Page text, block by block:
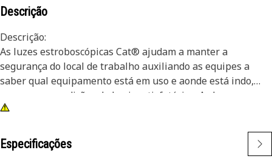
Descrição
Descrição:
As luzes estroboscópicas Cat® ajudam a manter a
segurança do local de trabalho auxiliando as equipes a
saber qual equipamento está em uso e aonde está indo,
mesmo em condições de luz insatisfatórias. As luzes
estroboscópicas Cat® também oferecem luzes claras extras
Essas luzes estroboscópicas resistem à vibração e podem
suportar praticamente todas as condições do local de
Especificações